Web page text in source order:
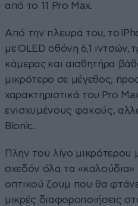
από το 11 Pro Max.
Από την πλευρά του, το
με OLED οθόνη 6,1 ιντσών,
κάμερας και αισθητήρα
μικρότερο σε μέγεθος,
χαρακτηριστικά του Pro
ενισχυμένους φακούς,
Bionic.
Πλην του λίγο μικρότερου
σχεδόν όλα τα
οπτικού ζουμ που θα
μικρές διαφοροποιήσεις